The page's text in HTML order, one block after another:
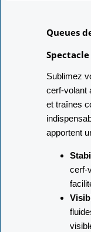
Queues
Spectacle
Sublimez
cerf-volant
et traînes
apportent
cerf-